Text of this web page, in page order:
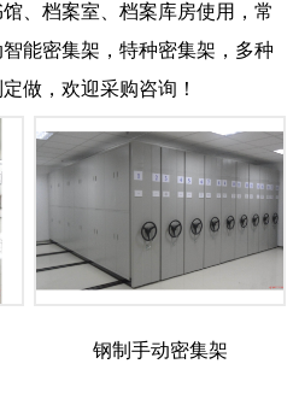
、档案室、档案库房使用，常
能密集架，特种密集架，多种
做，欢迎采购咨询！
钢制手动密集架